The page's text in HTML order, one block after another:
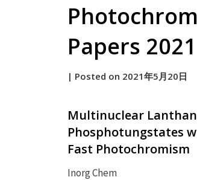
Papers
by
| Posted on 2021年5月20日
Multinuclear
Phosphotungstates
Fast Photochromism
Inorg Chem